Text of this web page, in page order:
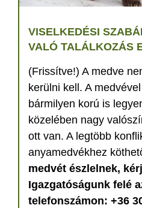
VISELKEDÉSI
VALÓ TALÁLKOZÁS
(Frissítve!) A medve
kerülni kell. A
bármilyen korú is
közelében nagy
ott van. A legtöbb
anyamedvékhez
medvét észlelnek,
Igazgatóságunk felé
telefonszámon: +36